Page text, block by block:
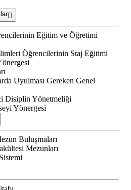
Eğitim ve Öğretimi
Öğrencilerinin Staj Eğitimi
Uyulması Gereken Genel
Disiplin Yönetmeliği
Yönergesi
Buluşmaları
Mezunları